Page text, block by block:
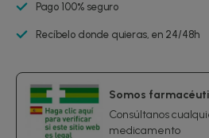
Pago 100% seguro
Recíbelo donde quieras, en 24/48h
Somos
Consúltanos
medicamento